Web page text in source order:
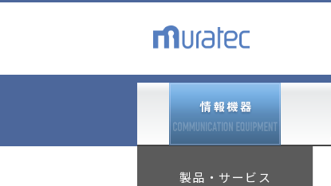
製品・サービス